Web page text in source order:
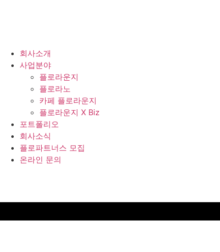
회사소개
사업분야
플로라운지
플로라노
카페 플로라운지
플로라운지 X Biz
포트폴리오
회사소식
플로파트너스 모집
온라인 문의